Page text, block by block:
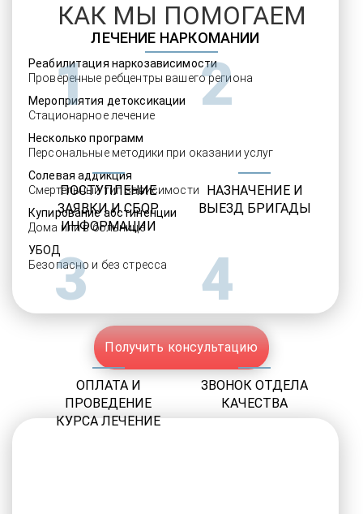
ЛЕЧЕНИЕ НАРКОМАНИИ
Реабилитация наркозависимости
Проверенные ребцентры вашего региона
Мероприятия детоксикации
Стационарное лечение
Несколько программ
Персональные методики при оказании услуг
Солевая аддикция
Смертельный тип зависимости
Купирование абстиненции
Дома или в больнице
УБОД
Безопасно и без стресса
Получить консультацию
КАК МЫ ПОМОГАЕМ
1
ПОСТУПЛЕНИЕ
ЗАЯВКИ И СБОР
ИНФОРМАЦИИ
2
НАЗНАЧЕНИЕ И
ВЫЕЗД БРИГАДЫ
3
ОПЛАТА И
ПРОВЕДЕНИЕ
КУРСА ЛЕЧЕНИЕ
4
ЗВОНОК ОТДЕЛА
КАЧЕСТВА